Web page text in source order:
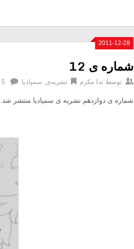
2011-12-28
شماره ی 12
توسط ندا مکرم نشریه‌ی ِ سمپادیا 5 نظر
شماره ی دوازدهم نشریه ی سمپادیا منتشر شد.